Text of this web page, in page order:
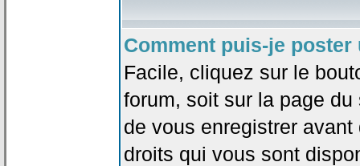
Comment puis-je
Facile, cliquez sur le
forum, soit sur la page
de vous enregistrer
droits qui vous sont